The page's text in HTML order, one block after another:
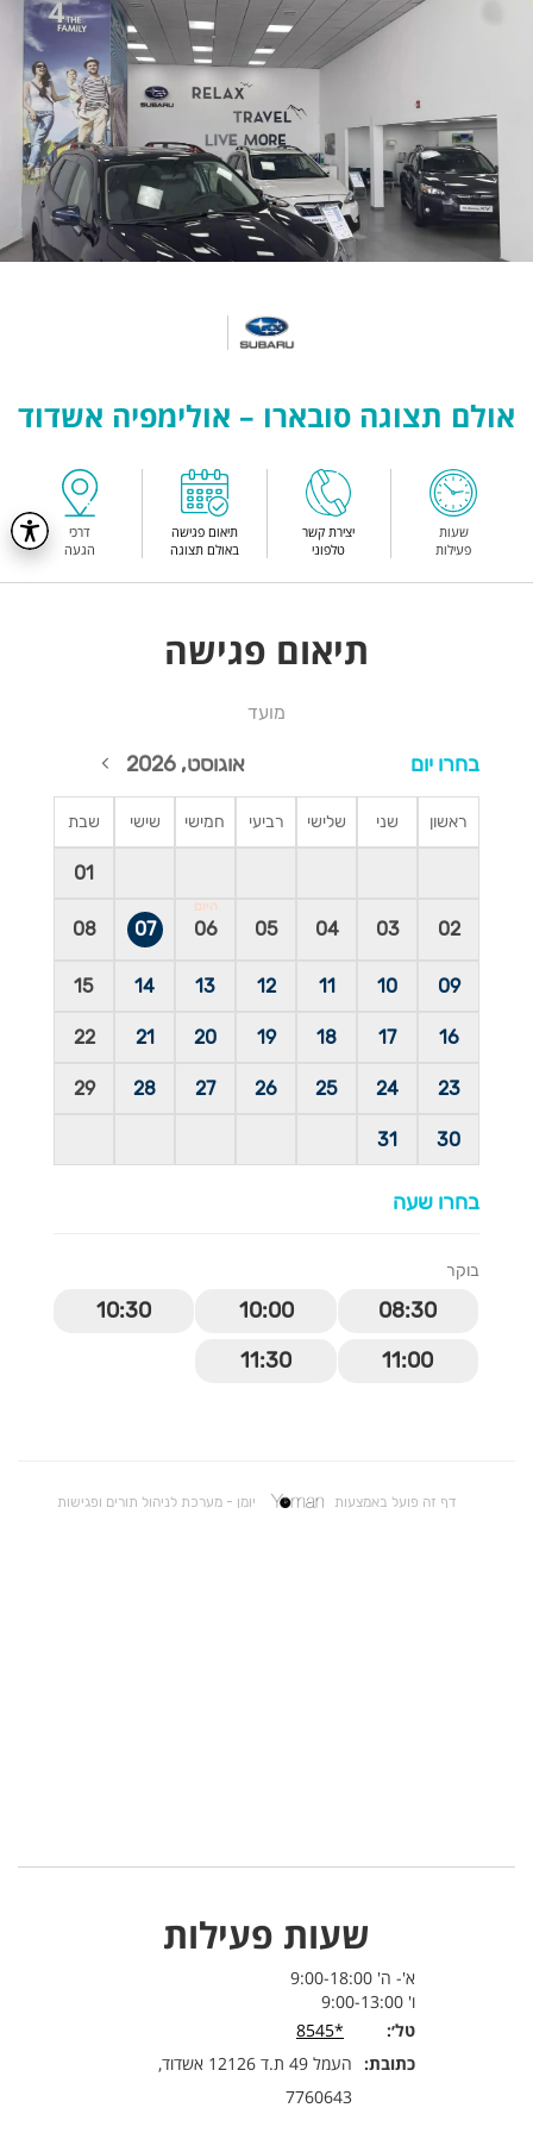
אולם תצוגה סובארו – אולימפיה אשדוד
שעות
פעילות
יצירת קשר
טלפוני
תיאום פגישה
באולם תצוגה
דרכי
הגעה
תיאום פגישה
שעות פעילות
א'- ה' 9:00-18:00
ו' 9:00-13:00
טל׳:
*8545
כתובת:
העמל 49 ת.ד 12126 אשדוד,
7760643